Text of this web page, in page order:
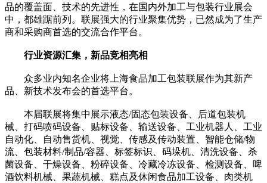
品的覆盖面、技术的先进性，在国内外加工与包装行业展会
中，都雄踞前列。联展强大的行业聚集优势，已然成为了生产
商和采购商首选的交流合作平台。
行业资源汇集，新品竞相亮相
众多业内知名企业将上海食品加工包装联展作为其新产
品、新技术发布会的首选平台。
本届联展将集中展示液态/固态包装设备、后道包装机
械、打码喷码设备、贴标设备、输送设备、工业机器人、工业
自动化、自动售货机、视觉、传感及传动装置、智能仓储/物
流、包装材料/制品/容器、标签标识、码垛机、清洗设备、杀
菌设备、干燥设备、粉碎设备、冷藏冷冻设备、检测设备、啤
酒饮料机械、果蔬机械、糕点及休闲食品加工设备、肉类机